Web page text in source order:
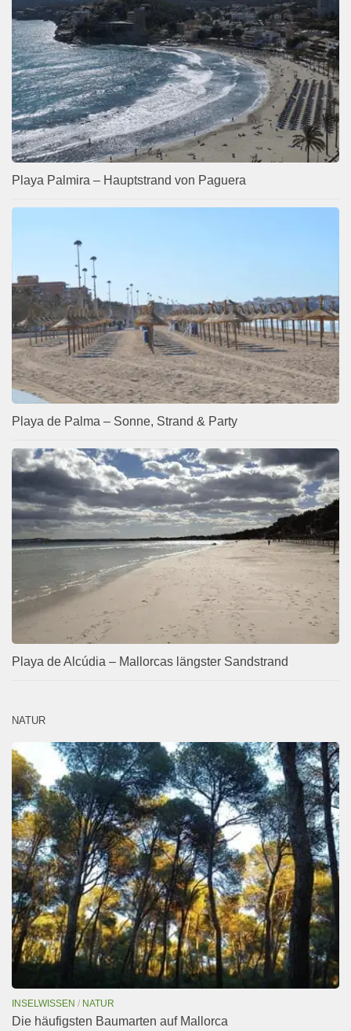
Playa Palmira – Hauptstrand von Paguera
Playa de Palma – Sonne, Strand & Party
Playa de Alcúdia – Mallorcas längster Sandstrand
NATUR
INSELWISSEN / NATUR
Die häufigsten Baumarten auf Mallorca